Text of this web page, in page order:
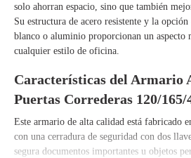
solo ahorran espacio, sino que también
Su estructura de acero resistente y la opción
blanco o aluminio proporcionan un aspecto
cualquier estilo de oficina.
Características del Armario
Puertas Correderas 120/165/
Este armario de alta calidad está fabricado
con una cerradura de seguridad con dos
segura documentos importantes u objetos